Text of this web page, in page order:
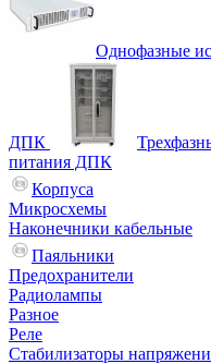
Однофазные
ДПК
питания ДПК
Корпуса
Микросхемы
Наконечники кабельные
Паяльники
Предохранители
Радиолампы
Разное
Реле
Стабилизаторы